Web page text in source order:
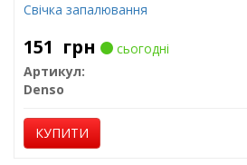
Свічка запалювання
151 грн
сьогодні
Артикул:
Denso
КУПИТИ